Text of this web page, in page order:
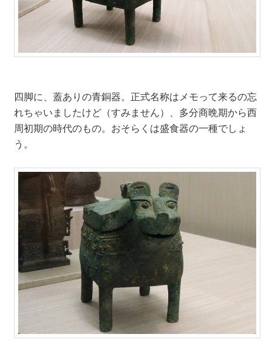
四脚に、蓋ありの青銅器。正式名称はメモって来るの忘
れちゃいましたけど（すみません）、多分商晩期から西
周初期の時代のもの。おそらくは盛食器の一種でしょ
う。